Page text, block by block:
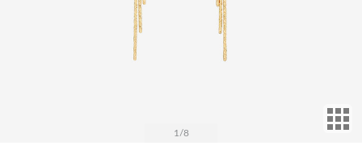
1 /8